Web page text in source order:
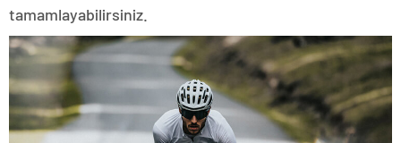
tamamlayabilirsiniz.